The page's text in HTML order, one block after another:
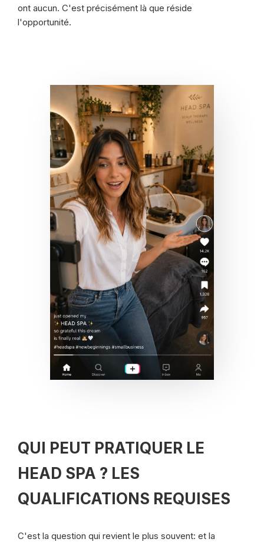
ont aucun. C'est précisément là que réside
l'opportunité.
QUI PEUT PRATIQUER LE
HEAD SPA ? LES
QUALIFICATIONS REQUISES
C'est la question qui revient le plus souvent: et la